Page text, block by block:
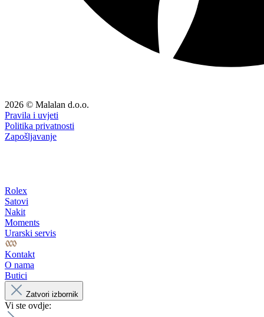
2026 © Malalan d.o.o.
Pravila i uvjeti
Politika privatnosti
Zapošljavanje
Rolex
Satovi
Nakit
Moments
Urarski servis
Kontakt
O nama
Butici
Zatvori izbornik
Vi ste ovdje: